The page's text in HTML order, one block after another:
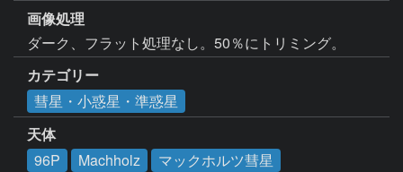
画像処理
ダーク、フラット処理なし。50％にトリミング。
カテゴリー
彗星・小惑星・準惑星
天体
96P
Machholz マックホルツ彗星